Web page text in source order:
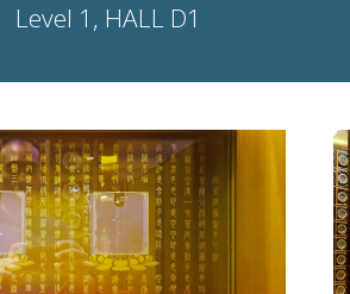
Level 1, HALL D1